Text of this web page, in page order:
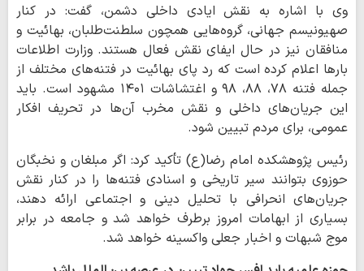
وی با اشاره به نقش ایادی داخلی دشمن، گفت: در کنار
صهیونیسم جهانی، گروه‌هایی همچون سلطنت‌طلبان، بهائیت و
منافقان نیز در حال ایفای نقش فعال هستند. وزارت اطلاعات
بارها اعلام کرده است که رد پای بهائیت در فتنه‌های مختلف از
جمله فتنه ۷۸، ۸۸، ۹۸ و اغتشاشات ۱۴۰۱ مشهود است. باید
این جریان‌های داخلی و نقش مخرب آن‌ها در تحریف افکار
عمومی، برای مردم تبیین شود.
رئیس پژوهشکده امام رضا(ع) تأکید کرد: اگر مبلغان و نخبگان
حوزوی بتوانند سیر تاریخی و اسنادی فتنه‌ها را در کنار نقش
جریان‌های انحرافی با تحلیل دینی و اجتماعی ارائه دهند،
بسیاری از ابهامات امروز برطرف خواهد شد و جامعه در برابر
موج شبهات و اخبار جعلی واکسینه خواهد شد.